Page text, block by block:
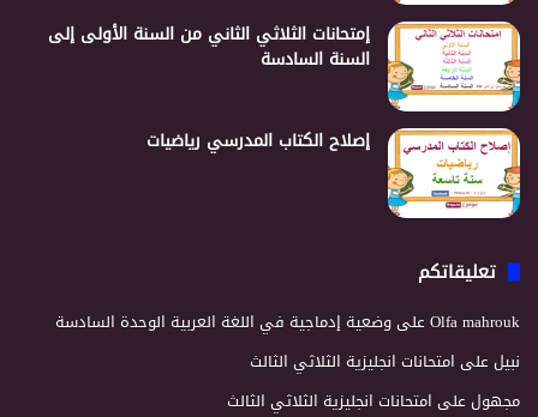
إمتحانات الثلاثي الثاني من السنة الأولى إلى
السنة السادسة
إصلاح الكتاب المدرسي رياضيات
تعليقاتكم
Olfa mahroukعلى وضعية إدماجية في اللغة العربية الوحدة السادسة
نبيلعلى امتحانات انجليزية الثلاثي الثالث
مجهولعلى امتحانات انجليزية الثلاثي الثالث